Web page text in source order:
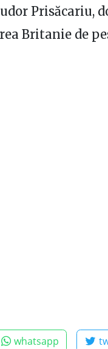
Prisăcariu,
Britanie de
whatsapp